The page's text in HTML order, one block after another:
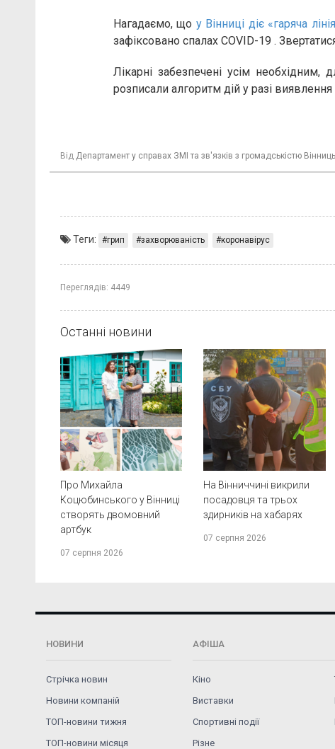
Нагадаємо, що у Вінниці діє «гаряча
зафіксовано спалах COVID-19 .
Лікарні забезпечені усім
розписали алгоритм дій у разі
Від Департамент у справах ЗМІ та зв'язків з громадськістю
Теги: грип захворюваність коронавірус
Переглядів: 4449
Останні новини
Про Михайла
Коцюбинського у Вінниці
створять двомовний
артбук
07 серпня 2026
На Вінниччині викрили
посадовця та трьох
здирників на хабарях
07 серпня 2026
НОВИНИ
Стрічка новин
Новини компаній
ТОП-новини тижня
ТОП-новини місяця
АФІША
Кіно
Виставки
Спортивні події
Різне